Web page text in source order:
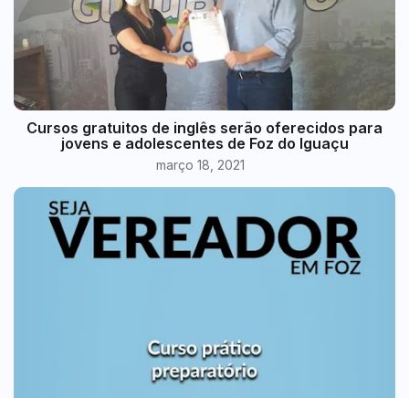
Cursos gratuitos de inglês serão oferecidos para
jovens e adolescentes de Foz do Iguaçu
março 18, 2021